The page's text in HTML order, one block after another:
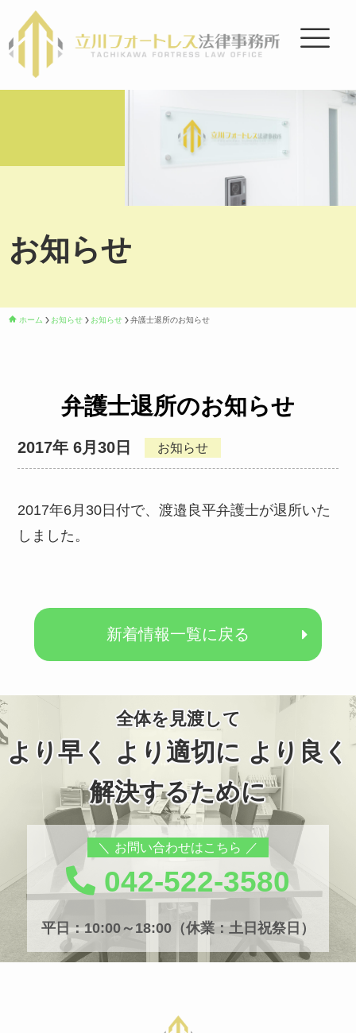
お知らせ
ホーム お知らせ お知らせ 弁護士退所のお知らせ
弁護士退所のお知らせ
2017年 6月30日 お知らせ
2017年6月30日付で、渡邉良平弁護士が退所いた
しました。
新着情報一覧に戻る
全体を見渡して
より早く より適切に より良く
解決するために
お問い合わせはこちら
042-522-3580
平日：10:00～18:00（休業：土日祝祭日）